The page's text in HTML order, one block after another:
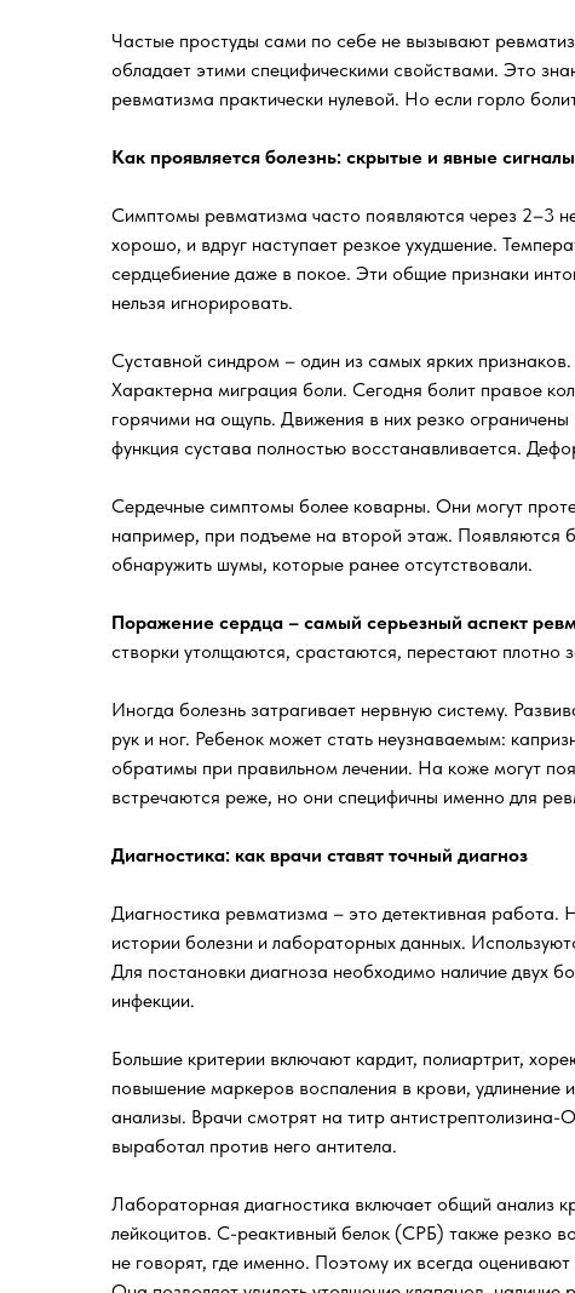
Частые простуды сами по себе не вызывают
обладает этими специфическими свойствами. Это
ревматизма практически нулевой. Но если горло
Как проявляется болезнь: скрытые и явные сигналы
Симптомы ревматизма часто появляются через 2–3
хорошо, и вдруг наступает резкое ухудшение.
сердцебиение даже в покое. Эти общие признаки
нельзя игнорировать.
Суставной синдром – один из самых ярких
Характерна миграция боли. Сегодня болит правое
горячими на ощупь. Движения в них резко
функция сустава полностью восстанавливается.
Сердечные симптомы более коварны. Они могут
например, при подъеме на второй этаж. Появляются
обнаружить шумы, которые ранее отсутствовали.
Поражение сердца – самый серьезный аспект
створки утолщаются, срастаются, перестают плотно
Иногда болезнь затрагивает нервную систему.
рук и ног. Ребенок может стать неузнаваемым:
обратимы при правильном лечении. На коже могут
встречаются реже, но они специфичны именно для
Диагностика: как врачи ставят точный диагноз
Диагностика ревматизма – это детективная работа.
истории болезни и лабораторных данных.
Для постановки диагноза необходимо наличие двух
инфекции.
Большие критерии включают кардит, полиартрит,
повышение маркеров воспаления в крови, удлинение
анализы. Врачи смотрят на титр
выработал против него антитела.
Лабораторная диагностика включает общий анализ
лейкоцитов. С-реактивный белок (СРБ) также резко
не говорят, где именно. Поэтому их всегда